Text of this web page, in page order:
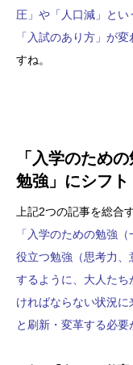
圧」や「人口減」と
「入試のあり方」が
すね。
「入学のため
勉強」にシフト
上記2つの記事を総合
「入学のための勉強
役立つ勉強（思考力
するように、大人た
ければならない状況
と刷新・変革する必要